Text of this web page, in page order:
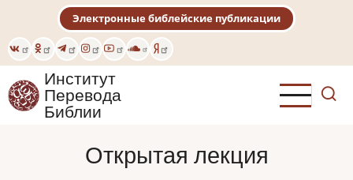
основному
содержанию
Электронные библейские публикации
Институт
Перевода
Библии
Открытая лекция